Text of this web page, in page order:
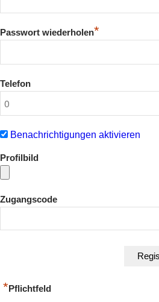
Passwort wiederholen*
Telefon
Benachrichtigungen aktivieren
Profilbild
Zugangscode
*Pflichtfeld